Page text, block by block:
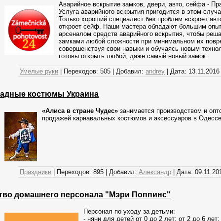
Аварийное вскрытие замков, двери, авто, сейфа -
Услуга аварийного вскрытия пригодится в этом
Только хороший специалист без проблем вскроет
откроет сейф. Наши мастера обладают большим
арсеналом средств аварийного вскрытия, чтобы
замками любой сложности при минимальном их
совершенствуя свои навыки и обучаясь новым
готовы открыть любой, даже самый новый замок.
Умелые руки Переходов: 505 Добавил: andrey Дата: 13.11.2016
костюмы Украина
«Алиса в стране Чудес» занимается производством и
продажей карнавальных костюмов и аксессуаров в
Праздники Переходов: 895 Добавил: Александр Дата:
домашнего персонала "Мэри Поппинс"
Персонал по уходу за детьми:
- няни для детей от 0 до 2 лет; от 2 до 6 лет;